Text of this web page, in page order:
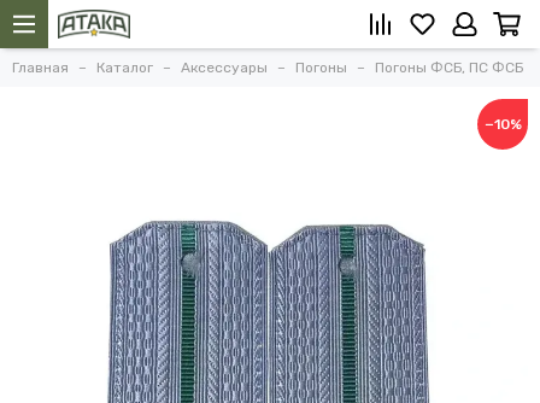
Главная Каталог Аксессуары Погоны Погоны ФСБ, ПС ФСБ
−10%